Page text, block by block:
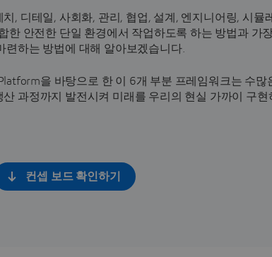
, 디테일, 사회화, 관리, 협업, 설계, 엔지니어링, 시뮬
한 안전한 단일 환경에서 작업하도록 하는 방법과 가
련하는 방법에 대해 알아보겠습니다.
Platform을 바탕으로 한 이 6개 부분 프레임워크는 수많
과정까지 발전시켜 미래를 우리의 현실 가까이 구현
컨셉 보드 확인하기